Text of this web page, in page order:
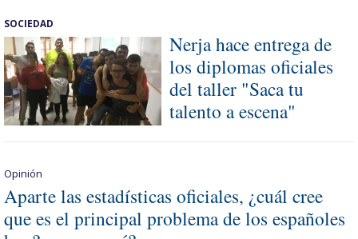
SOCIEDAD
Nerja hace entrega de
los diplomas oficiales
del taller "Saca tu
talento a escena"
Opinión
Aparte las estadísticas oficiales, ¿cuál cree
que es el principal problema de los españoles